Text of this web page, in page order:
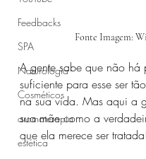
Feedbacks
SPA
Naturologia
Cosméticos
aromaterapia
estética
Fonte Imagem:
A gente sabe que não há
suficiente para esse ser
na sua vida. Mas aqui a
sua mãe como a
que ela merece ser